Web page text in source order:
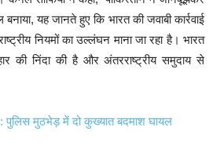
यह जानते हुए कि भारत की जवाबी कार्रवाई
नियमों का उल्लंघन माना जा रहा है। भारत
की निंदा की है और अंतरराष्ट्रीय समुदाय से
मुठभेड़ में दो कुख्यात बदमाश घायल